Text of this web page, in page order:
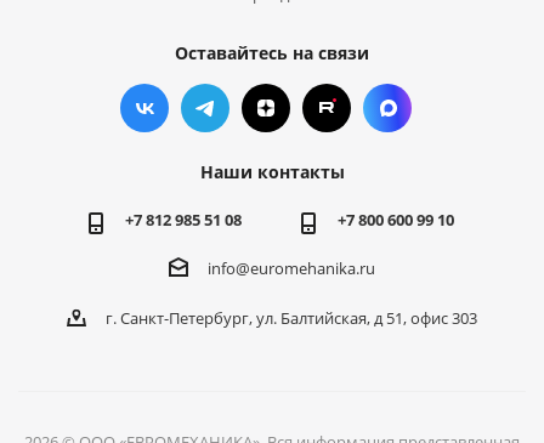
Оставайтесь на связи
Наши контакты
+7 812 985 51 08 +7 800 600 99 10
info@euromehanika.ru
г. Санкт-Петербург, ул. Балтийская, д 51, офис 303